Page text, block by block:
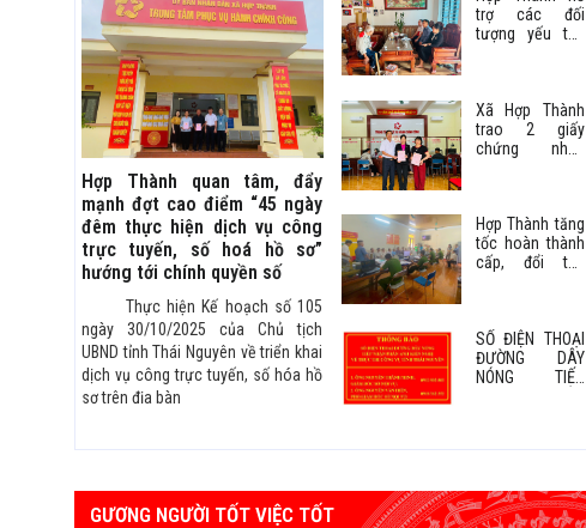
Hợp Thành quan tâm, đẩy
mạnh đợt cao điểm “45 ngày
đêm thực hiện dịch vụ công
trực tuyến, số hoá hồ sơ”
hướng tới chính quyền số
Thực hiện Kế hoạch số 105
ngày 30/10/2025 của Chủ tịch
UBND tỉnh Thái Nguyên về triển khai
dịch vụ công trực tuyến, số hóa hồ
sơ trên địa bàn
trợ các đối
tượng yếu thế
Xã Hợp Thành
trao 2 giấy
chứng nhận
Hợp Thành tăng
tốc hoàn thành
cấp, đổi thẻ
SỐ ĐIỆN THOẠI
ĐƯỜNG DÂY
NÓNG TIẾP
CÔNG VỤ TỈNH
GƯƠNG NGƯỜI TỐT VIỆC TỐT